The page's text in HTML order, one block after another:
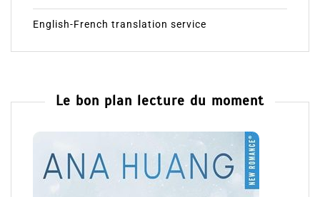
English-French translation service
Le bon plan lecture du moment